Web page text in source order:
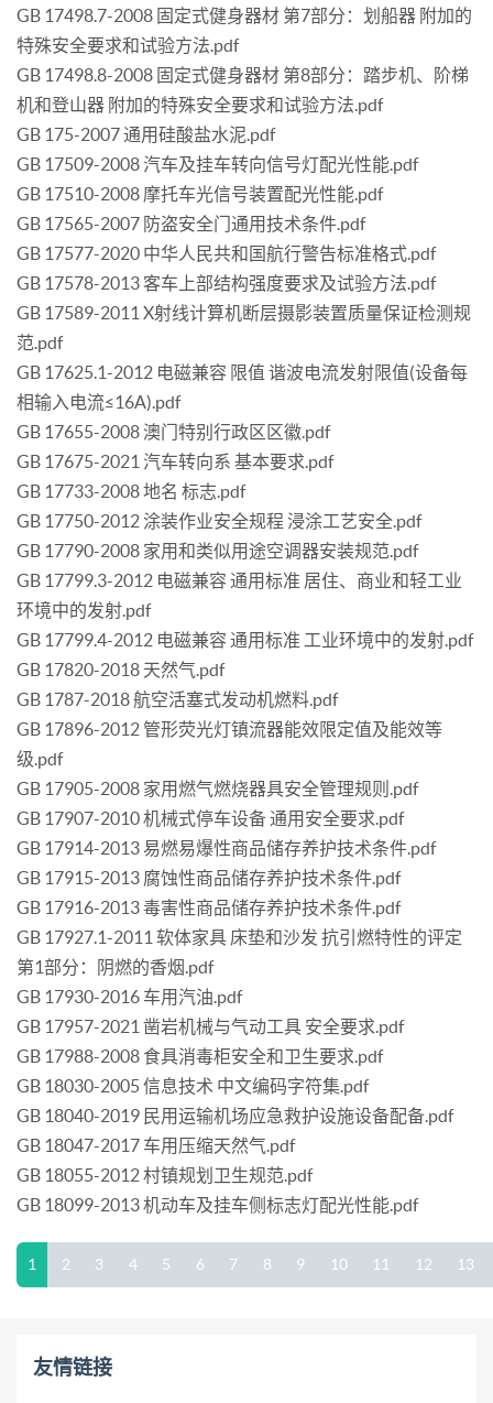
GB 17498.7-2008 固定式健身器材 第7部分：划船器 附加的
特殊安全要求和试验方法.pdf
GB 17498.8-2008 固定式健身器材 第8部分：踏步机、阶梯
机和登山器 附加的特殊安全要求和试验方法.pdf
GB 175-2007 通用硅酸盐水泥.pdf
GB 17509-2008 汽车及挂车转向信号灯配光性能.pdf
GB 17510-2008 摩托车光信号装置配光性能.pdf
GB 17565-2007 防盗安全门通用技术条件.pdf
GB 17577-2020 中华人民共和国航行警告标准格式.pdf
GB 17578-2013 客车上部结构强度要求及试验方法.pdf
GB 17589-2011 X射线计算机断层摄影装置质量保证检测规
范.pdf
GB 17625.1-2012 电磁兼容 限值 谐波电流发射限值(设备每
相输入电流≤16A).pdf
GB 17655-2008 澳门特别行政区区徽.pdf
GB 17675-2021 汽车转向系 基本要求.pdf
GB 17733-2008 地名 标志.pdf
GB 17750-2012 涂装作业安全规程 浸涂工艺安全.pdf
GB 17790-2008 家用和类似用途空调器安装规范.pdf
GB 17799.3-2012 电磁兼容 通用标准 居住、商业和轻工业
环境中的发射.pdf
GB 17799.4-2012 电磁兼容 通用标准 工业环境中的发射.pdf
GB 17820-2018 天然气.pdf
GB 1787-2018 航空活塞式发动机燃料.pdf
GB 17896-2012 管形荧光灯镇流器能效限定值及能效等
级.pdf
GB 17905-2008 家用燃气燃烧器具安全管理规则.pdf
GB 17907-2010 机械式停车设备 通用安全要求.pdf
GB 17914-2013 易燃易爆性商品储存养护技术条件.pdf
GB 17915-2013 腐蚀性商品储存养护技术条件.pdf
GB 17916-2013 毒害性商品储存养护技术条件.pdf
GB 17927.1-2011 软体家具 床垫和沙发 抗引燃特性的评定
第1部分：阴燃的香烟.pdf
GB 17930-2016 车用汽油.pdf
GB 17957-2021 凿岩机械与气动工具 安全要求.pdf
GB 17988-2008 食具消毒柜安全和卫生要求.pdf
GB 18030-2005 信息技术 中文编码字符集.pdf
GB 18040-2019 民用运输机场应急救护设施设备配备.pdf
GB 18047-2017 车用压缩天然气.pdf
GB 18055-2012 村镇规划卫生规范.pdf
GB 18099-2013 机动车及挂车侧标志灯配光性能.pdf
1 2 3 4 5 6 7 8 9 10 11 12 13
友情链接